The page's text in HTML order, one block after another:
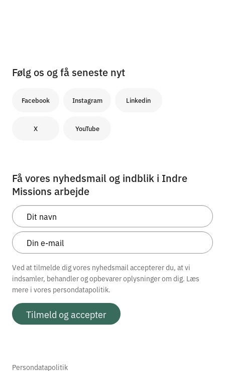
Følg os og få seneste nyt
Facebook Instagram Linkedin
X YouTube
Få vores nyhedsmail og indblik i Indre
Missions arbejde
Ved at tilmelde dig vores nyhedsmail accepterer du, at vi
indsamler, behandler og opbevarer oplysninger om dig. Læs
mere i vores persondatapolitik.
Tilmeld og accepter
Persondatapolitik